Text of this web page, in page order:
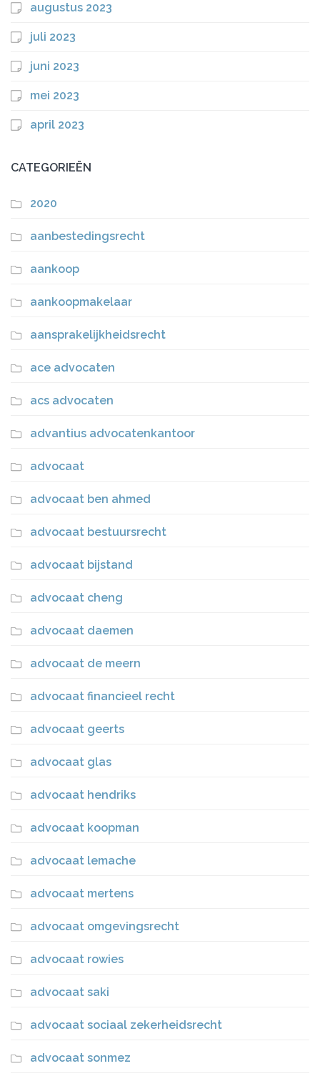
augustus 2023
juli 2023
juni 2023
mei 2023
april 2023
CATEGORIEËN
2020
aanbestedingsrecht
aankoop
aankoopmakelaar
aansprakelijkheidsrecht
ace advocaten
acs advocaten
advantius advocatenkantoor
advocaat
advocaat ben ahmed
advocaat bestuursrecht
advocaat bijstand
advocaat cheng
advocaat daemen
advocaat de meern
advocaat financieel recht
advocaat geerts
advocaat glas
advocaat hendriks
advocaat koopman
advocaat lemache
advocaat mertens
advocaat omgevingsrecht
advocaat rowies
advocaat saki
advocaat sociaal zekerheidsrecht
advocaat sonmez